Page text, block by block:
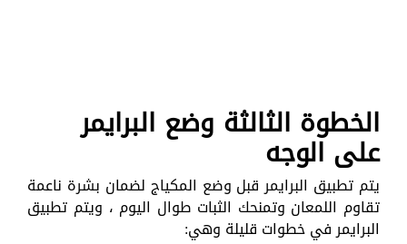
الخطوة الثالثة وضع البرايمر
على الوجه
يتم تطبيق البرايمر قبل وضع المكياج لضمان بشرة ناعمة
تقاوم اللمعان وتمنحك الثبات طوال اليوم ، ويتم تطبيق
البرايمر في خطوات قليلة وهي: